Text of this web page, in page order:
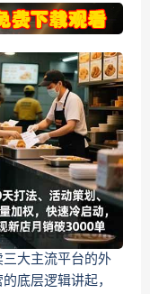
大主流平台的外
底层逻辑讲起，